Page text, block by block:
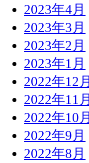
2023年4月
2023年3月
2023年2月
2023年1月
2022年12月
2022年11月
2022年10月
2022年9月
2022年8月